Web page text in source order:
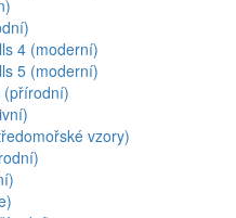
4 (moderní)
5 (moderní)
(přírodní)
vzory)